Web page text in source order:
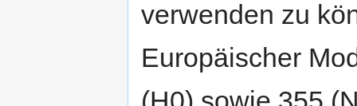
verwenden zu
Europäischer